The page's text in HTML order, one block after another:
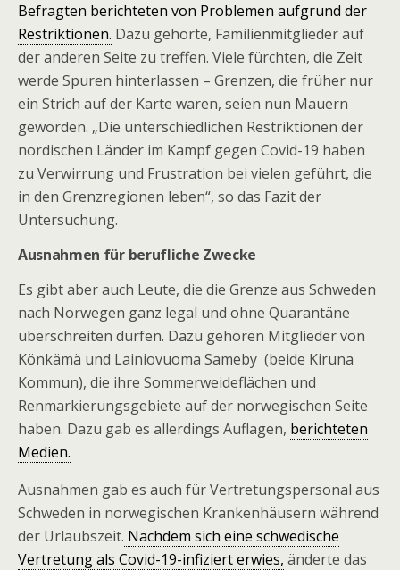
Befragten berichteten von Problemen aufgrund der
Restriktionen. Dazu gehörte, Familienmitglieder auf
der anderen Seite zu treffen. Viele fürchten, die Zeit
werde Spuren hinterlassen – Grenzen, die früher nur
ein Strich auf der Karte waren, seien nun Mauern
geworden. „Die unterschiedlichen Restriktionen der
nordischen Länder im Kampf gegen Covid-19 haben
zu Verwirrung und Frustration bei vielen geführt, die
in den Grenzregionen leben“, so das Fazit der
Untersuchung.
Ausnahmen für berufliche Zwecke
Es gibt aber auch Leute, die die Grenze aus Schweden
nach Norwegen ganz legal und ohne Quarantäne
überschreiten dürfen. Dazu gehören Mitglieder von
Könkämä und Lainiovuoma Sameby (beide Kiruna
Kommun), die ihre Sommerweideflächen und
Renmarkierungsgebiete auf der norwegischen Seite
haben. Dazu gab es allerdings Auflagen, berichteten
Medien.
Ausnahmen gab es auch für Vertretungspersonal aus
Schweden in norwegischen Krankenhäusern während
der Urlaubszeit. Nachdem sich eine schwedische
Vertretung als Covid-19-infiziert erwies, änderte das